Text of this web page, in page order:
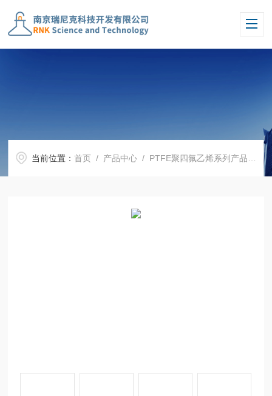
当前位置：首页 / 产品中心 / PTFE聚四氟乙烯系列产品